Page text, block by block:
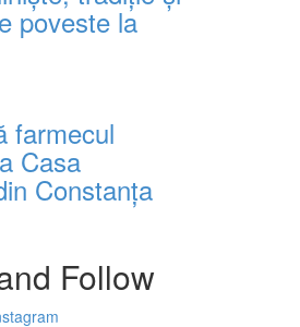
poveste la
farmecul
Casa
Constanța
Follow